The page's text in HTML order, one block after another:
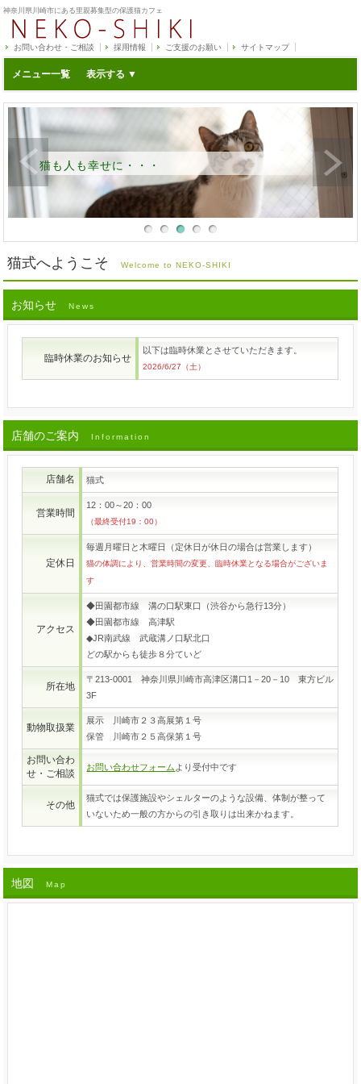
神奈川県川崎市にある里親募集型の保護猫カフェ
お問い合わせ・ご相談 採用情報 ご支援のお願い サイトマップ
メニュー一覧
猫も人も幸せに・・・
猫式へようこそ Welcome to NEKO-SHIKI
お知らせ News
臨時休業のお知らせ
以下は臨時休業とさせていただきます。
2026/6/27（土）
店舗のご案内 Information
店舗名 猫式
営業時間
12：00～20：00
（最終受付19：00）
定休日
毎週月曜日と木曜日（定休日が休日の場合は営業します）
猫の体調により、営業時間の変更、臨時休業となる場合がございま
す
アクセス
◆田園都市線 溝の口駅東口（渋谷から急行13分）
◆田園都市線 高津駅
◆JR南武線 武蔵溝ノ口駅北口
どの駅からも徒歩８分ていど
所在地
〒213-0001 神奈川県川崎市高津区溝口1－20－10 東方ビル
3F
動物取扱業
展示 川崎市２３高展第１号
保管 川崎市２５高保第１号
お問い合わ
せ・ご相談
お問い合わせフォーム より受付中です
その他
猫式では保護施設やシェルターのような設備、体制が整って
いないため一般の方からの引き取りは出来かねます。
地図 Map